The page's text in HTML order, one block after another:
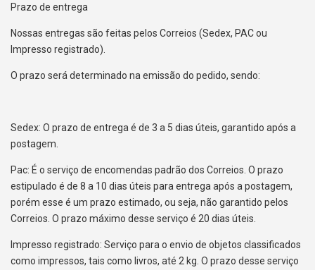
Prazo de entrega
Nossas entregas são feitas pelos Correios (Sedex, PAC ou
Impresso registrado).
O prazo será determinado na emissão do pedido, sendo:
Sedex: O prazo de entrega é de 3 a 5 dias úteis, garantido após a
postagem.
Pac: É o serviço de encomendas padrão dos Correios. O prazo
estipulado é de 8 a 10 dias úteis para entrega após a postagem,
porém esse é um prazo estimado, ou seja, não garantido pelos
Correios. O prazo máximo desse serviço é 20 dias úteis.
Impresso registrado: Serviço para o envio de objetos classificados
como impressos, tais como livros, até 2 kg. O prazo desse serviço